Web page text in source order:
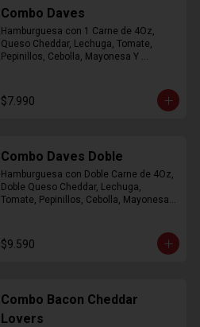
Combo Daves
Hamburguesa con 1 Carne de 4Oz,
Queso Cheddar, Lechuga, Tomate,
Pepinillos, Cebolla, Mayonesa Y
$7.990
Combo Daves Doble
Hamburguesa con Doble Carne de 4Oz,
Doble Queso Cheddar, Lechuga,
Tomate, Pepinillos, Cebolla, Mayonesa y
$9.590
Combo Bacon Cheddar
Lovers